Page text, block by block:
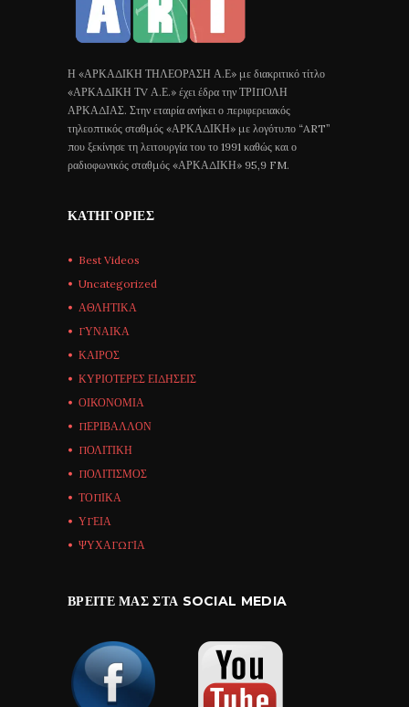
Η «ΑΡΚΑΔΙΚΗ ΤΗΛΕΟΡΑΣΗ Α.Ε» με διακριτικό τίτλο
«ΑΡΚΑΔΙΚΗ ΤV Α.Ε.» έχει έδρα την ΤΡΙΠΟΛΗ
ΑΡΚΑΔΙΑΣ. Στην εταιρία ανήκει ο περιφερειακός
τηλεοπτικός σταθμός «ΑΡΚΑΔΙΚΗ» με λογότυπο “ART”
που ξεκίνησε τη λειτουργία του το 1991 καθώς και ο
ραδιοφωνικός σταθμός «ΑΡΚΑΔΙΚΗ» 95,9 FM.
ΚΑΤΗΓΟΡΊΕΣ
Best Videos
Uncategorized
ΑΘΛΗΤΙΚΑ
ΓΥΝΑΙΚΑ
ΚΑΙΡΟΣ
ΚΥΡΙΟΤΕΡΕΣ ΕΙΔΗΣΕΙΣ
ΟΙΚΟΝΟΜΙΑ
ΠΕΡΙΒΑΛΛΟΝ
ΠΟΛΙΤΙΚΗ
ΠΟΛΙΤΙΣΜΟΣ
ΤΟΠΙΚΑ
ΥΓΕΙΑ
ΨΥΧΑΓΩΓΙΑ
ΒΡΕΊΤΕ ΜΑΣ ΣΤΑ SOCIAL MEDIA